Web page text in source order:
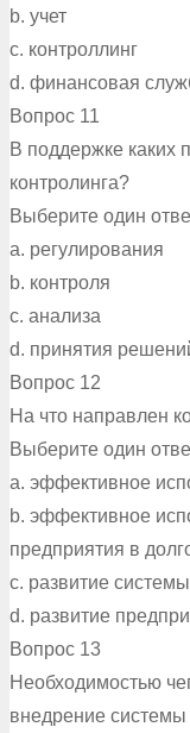
b. учет
c. контроллинг
d. финансовая
Вопрос 11
В поддержке каких
контролинга?
Выберите один
a. регулирования
b. контроля
c. анализа
d. принятия
Вопрос 12
На что направлен
Выберите один
a. эффективное
b. эффективное
предприятия в
c. развитие
d. развитие
Вопрос 13
Необходимостью
внедрение системы